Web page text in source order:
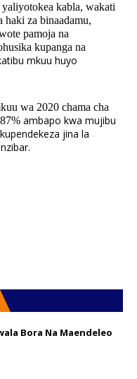
kabla, wakati
haki za binaadamu,
pamoja na
kupanga na
mkuu huyo
wa 2020 chama cha
ambapo kwa mujibu
jina la
Bora Na Maendeleo